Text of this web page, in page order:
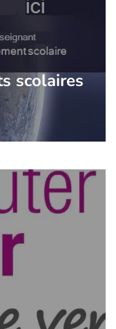
scolaires